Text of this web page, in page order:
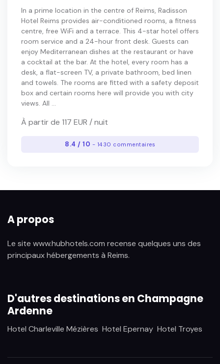
In a prime location in the centre of Reims, Radisson
Hotel Reims provides air-conditioned rooms, a fitness
centre, free WiFi and a terrace. This 4-star hotel offers
room service and a 24-hour front desk. Guests can
enjoy Mediterranean dishes at the restaurant or have
a cocktail at the bar. At the hotel, every room has a
desk, a flat-screen TV, a private bathroom, bed linen
and towels. The rooms are fitted with a safety deposit
box and certain rooms here will provide you with city
views. All ...
À partir de 117 EUR / nuit
8.4 / 10 - 1430 commentaires
A propos
Le site www.hubhotels.com recense quelques uns des
principaux hébergements à Reims.
D'autres destinations en Champagne
Ardenne
Hotel Charleville Mézières Hotel Epernay Hotel Troyes